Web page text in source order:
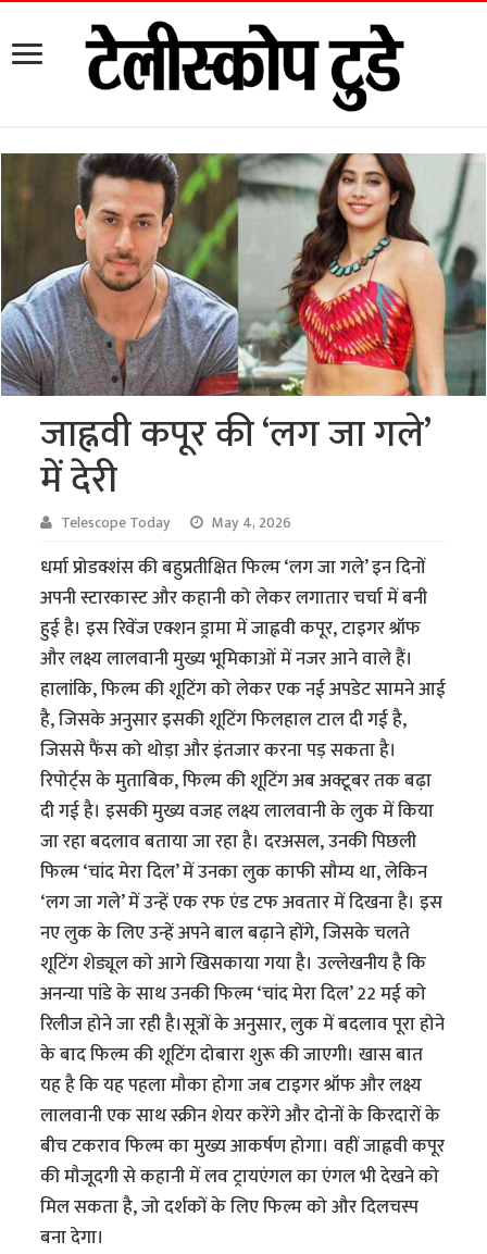
जाह्नवी कपूर की ‘लग जा गले’
में देरी
Telescope Today May 4, 2026
धर्मा प्रोडक्शंस की बहुप्रतीक्षित फिल्म ‘लग जा गले’ इन दिनों
अपनी स्टारकास्ट और कहानी को लेकर लगातार चर्चा में बनी
हुई है। इस रिवेंज एक्शन ड्रामा में जाह्नवी कपूर, टाइगर श्रॉफ
और लक्ष्य लालवानी मुख्य भूमिकाओं में नजर आने वाले हैं।
हालांकि, फिल्म की शूटिंग को लेकर एक नई अपडेट सामने आई
है, जिसके अनुसार इसकी शूटिंग फिलहाल टाल दी गई है,
जिससे फैंस को थोड़ा और इंतजार करना पड़ सकता है।
रिपोर्ट्स के मुताबिक, फिल्म की शूटिंग अब अक्टूबर तक बढ़ा
दी गई है। इसकी मुख्य वजह लक्ष्य लालवानी के लुक में किया
जा रहा बदलाव बताया जा रहा है। दरअसल, उनकी पिछली
फिल्म ‘चांद मेरा दिल’ में उनका लुक काफी सौम्य था, लेकिन
‘लग जा गले’ में उन्हें एक रफ एंड टफ अवतार में दिखना है। इस
नए लुक के लिए उन्हें अपने बाल बढ़ाने होंगे, जिसके चलते
शूटिंग शेड्यूल को आगे खिसकाया गया है। उल्लेखनीय है कि
अनन्या पांडे के साथ उनकी फिल्म ‘चांद मेरा दिल’ 22 मई को
रिलीज होने जा रही है।सूत्रों के अनुसार, लुक में बदलाव पूरा होने
के बाद फिल्म की शूटिंग दोबारा शुरू की जाएगी। खास बात
यह है कि यह पहला मौका होगा जब टाइगर श्रॉफ और लक्ष्य
लालवानी एक साथ स्क्रीन शेयर करेंगे और दोनों के किरदारों के
बीच टकराव फिल्म का मुख्य आकर्षण होगा। वहीं जाह्नवी कपूर
की मौजूदगी से कहानी में लव ट्रायएंगल का एंगल भी देखने को
मिल सकता है, जो दर्शकों के लिए फिल्म को और दिलचस्प
बना देगा।